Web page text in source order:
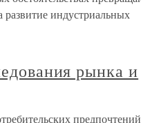
индустриальных
рынка и